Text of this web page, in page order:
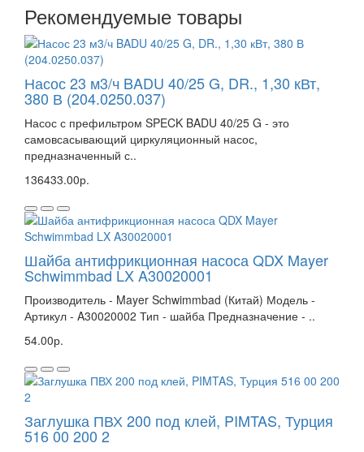
Рекомендуемые товары
Насос 23 м3/ч BADU 40/25 G, DR., 1,30 кВт,
380 В (204.0250.037)
Насос с префильтром SPECK BADU 40/25 G - это
самовсасывающий циркуляционный насос,
предназначенный с..
136433.00р.
Шайба антифрикционная насоса QDX Mayer
Schwimmbad LX A30020001
Производитель - Mayer Schwimmbad (Китай) Модель -
Артикул - A30020002 Тип - шайба Предназначение - ..
54.00р.
Заглушка ПВХ 200 под клей, PIMTAS, Турция
516 00 200 2